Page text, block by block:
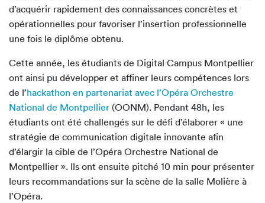
d’acquérir rapidement des connaissances concrètes et
opérationnelles pour favoriser l’insertion professionnelle
une fois le diplôme obtenu.
Cette année, les étudiants de Digital Campus Montpellier
ont ainsi pu développer et affiner leurs compétences lors
de l’hackathon en partenariat avec l’Opéra Orchestre
National de Montpellier (OONM). Pendant 48h, les
étudiants ont été challengés sur le défi d’élaborer « une
stratégie de communication digitale innovante afin
d’élargir la cible de l’Opéra Orchestre National de
Montpellier ». Ils ont ensuite pitché 10 min pour présenter
leurs recommandations sur la scène de la salle Molière à
l’Opéra.